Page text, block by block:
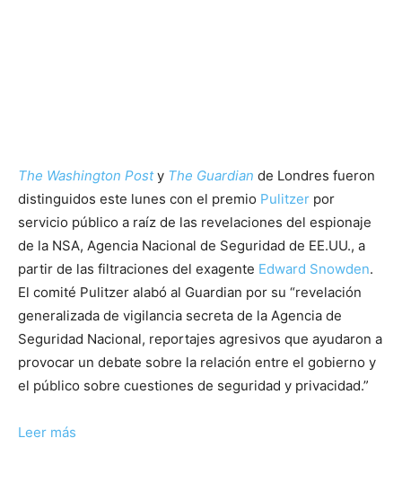
The Washington Post y The Guardian de Londres fueron
distinguidos este lunes con el premio Pulitzer por
servicio público a raíz de las revelaciones del espionaje
de la NSA, Agencia Nacional de Seguridad de EE.UU., a
partir de las filtraciones del exagente Edward Snowden.
El comité Pulitzer alabó al Guardian por su “revelación
generalizada de vigilancia secreta de la Agencia de
Seguridad Nacional, reportajes agresivos que ayudaron a
provocar un debate sobre la relación entre el gobierno y
el público sobre cuestiones de seguridad y privacidad.”
Leer más